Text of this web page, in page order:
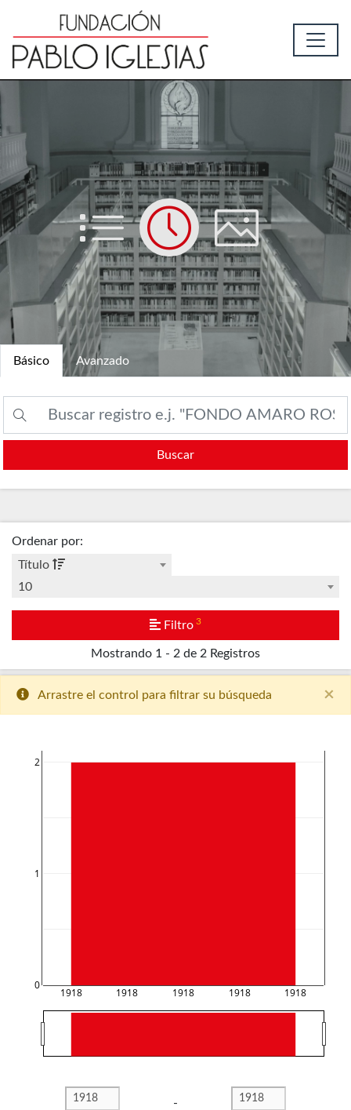
List Time Picture
Básico Avanzado
Buscar
Mostrando 1 - 2 de 2 Registros
Ordenar por:
Título
10
Filtro 3
×
Arrastre el control para filtrar su búsqueda
1918 1918 1918 1918 1918
0
1
2
-